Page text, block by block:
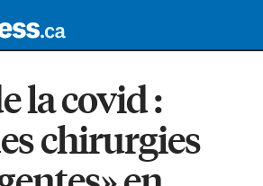
la covid :
chirurgies